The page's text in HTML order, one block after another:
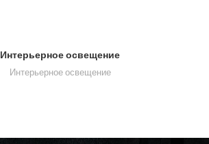
Интерьерное освещение
Интерьерное освещение